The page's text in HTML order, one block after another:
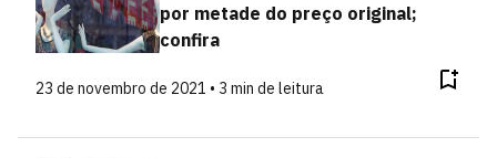
por metade do preço original;
confira
23 de novembro de 2021 • 3 min de leitura